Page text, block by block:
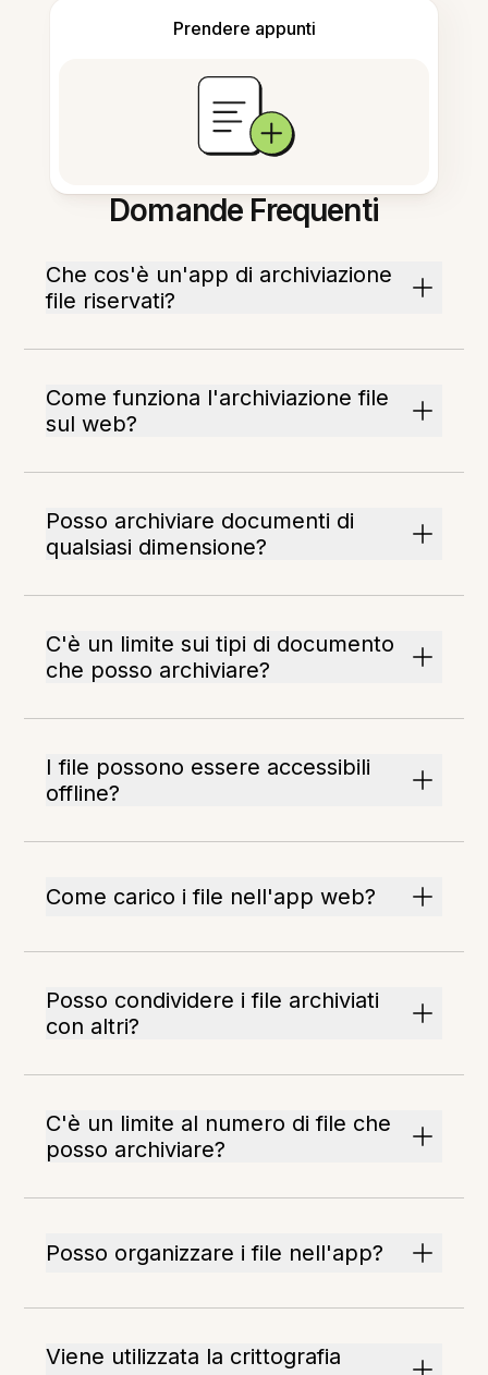
Prendere appunti
Domande Frequenti
Che cos'è un'app di archiviazione
file riservati?
Come funziona l'archiviazione file
sul web?
Posso archiviare documenti di
qualsiasi dimensione?
C'è un limite sui tipi di documento
che posso archiviare?
I file possono essere accessibili
offline?
Come carico i file nell'app web?
Posso condividere i file archiviati
con altri?
C'è un limite al numero di file che
posso archiviare?
Posso organizzare i file nell'app?
Viene utilizzata la crittografia